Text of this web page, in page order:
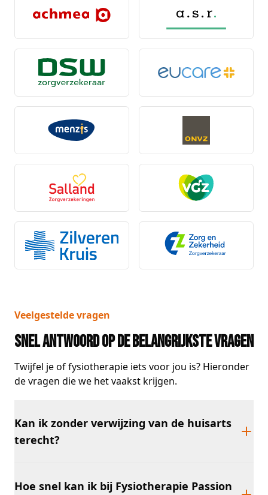
Veelgestelde vragen
Snel antwoord op de belangrijkste vragen
Twijfel je of fysiotherapie iets voor jou is? Hieronder
de vragen die we het vaakst krijgen.
Kan ik zonder verwijzing van de huisarts
terecht?
Hoe snel kan ik bij Fysiotherapie Passion